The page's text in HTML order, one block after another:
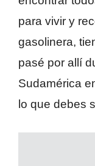
para vivir y
gasolinera,
pasé por allí
Sudamérica
lo que debes